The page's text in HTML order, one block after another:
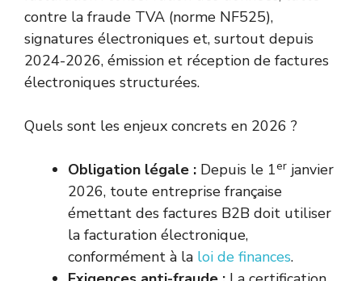
contre la fraude TVA (norme NF525),
signatures électroniques et, surtout depuis
2024-2026, émission et réception de factures
électroniques structurées.
Quels sont les enjeux concrets en 2026 ?
Obligation légale : Depuis le 1er janvier
2026, toute entreprise française
émettant des factures B2B doit utiliser
la facturation électronique,
conformément à la loi de finances.